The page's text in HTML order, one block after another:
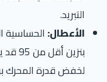
التبريد.
الأعطال: الحساسية
لخفض قدرة المحرك